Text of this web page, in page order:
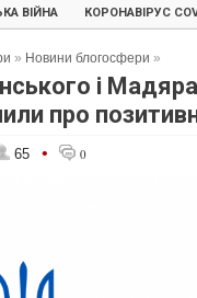
ВІЙНА КОРОНАВІРУС
» Новини блогосфери »
і
про
65 • 0